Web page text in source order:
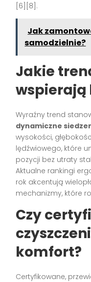
[6][8].
Jak
samodzielnie?
Jakie
wspierają
Wyraźny trend
dynamiczne
wysokości,
lędźwiowego, które
pozycji bez utraty
Aktualne rankingi
rok akcentują
mechanizmy, które
Czy
komfort?
Certyfikowane,